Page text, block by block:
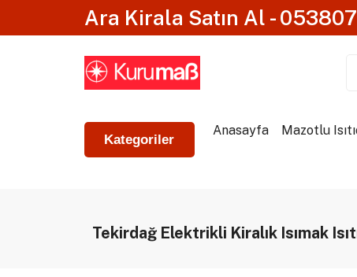
Ara Kirala Satın Al -
Kategoriler
Anasayfa Mazotlu
Tekirdağ Elektrikli Kiralık Isımak